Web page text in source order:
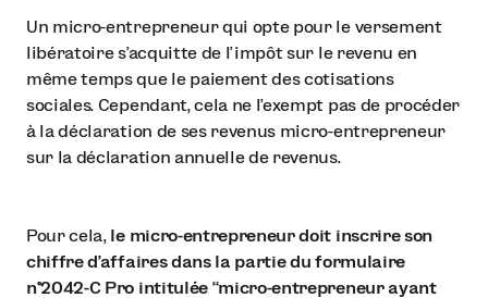
Un micro-entrepreneur qui opte pour le versement
libératoire s’acquitte de l’impôt sur le revenu en
même temps que le paiement des cotisations
sociales. Cependant, cela ne l’exempt pas de procéder
à la déclaration de ses revenus micro-entrepreneur
sur la déclaration annuelle de revenus.
Pour cela, le micro-entrepreneur doit inscrire son
chiffre d’affaires dans la partie du formulaire
n°2042-C Pro intitulée “micro-entrepreneur ayant